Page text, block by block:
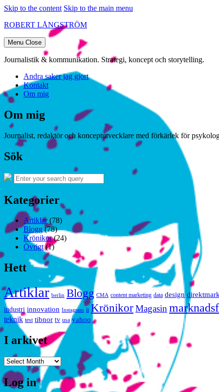
Skip to the content Skip to the main menu
ROBERT LÅNGSTRÖM
Menu Close
Journalistik & kommunikation. Strategi, koncept och storytelling.
Andra saker jag gjort
Kontakt
Om mig
Om mig
Journalist, redaktör och konceptutvecklare med förkärlek för
Sök
Search
for:
Search
Kategorier
Artiklar(78)
Blogg(78)
Krönikor(24)
Övrigt(1)
Hett
Artiklar berlin Blogg CMA content marketing data design
industri innovation Instagram it KrönikorMagasin
teknik test tibnor tv usa yahoo
I arkivet
arkivet
Log in